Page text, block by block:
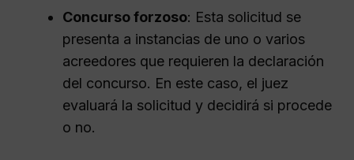
Concurso forzoso: Esta solicitud se
presenta a instancias de uno o varios
acreedores que requieren la declaración
del concurso. En este caso, el juez
evaluará la solicitud y decidirá si procede
o no.